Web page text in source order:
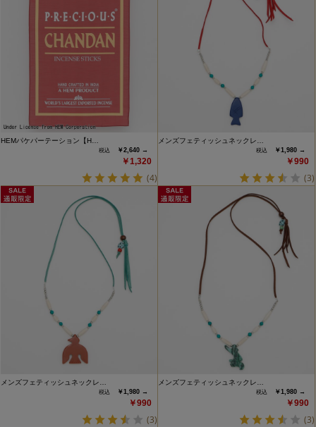
HEMパケパーテーション【H…
￥2,640 →
￥1,320
(4)
メンズフェティッシュネックレ…
￥1,980 →
￥990
(3)
メンズフェティッシュネックレ…
￥1,980 →
￥990
(3)
メンズフェティッシュネックレ…
￥1,980 →
￥990
(3)